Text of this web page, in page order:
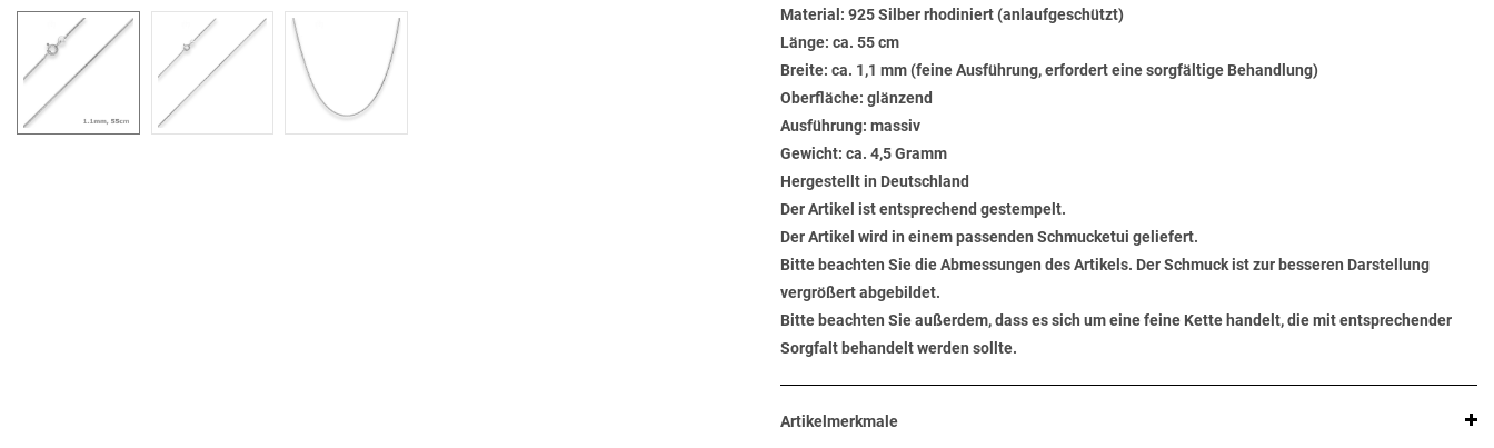
Material: 925 Silber rhodiniert (anlaufgeschützt)
Länge: ca. 55 cm
Breite: ca. 1,1 mm (feine Ausführung, erfordert eine sorgfältige Behandlung)
Oberfläche: glänzend
Ausführung: massiv
Gewicht: ca. 4,5 Gramm
Hergestellt in Deutschland
Der Artikel ist entsprechend gestempelt.
Der Artikel wird in einem passenden Schmucketui geliefert.
Bitte beachten Sie die Abmessungen des Artikels. Der Schmuck ist zur besseren Darstellung
vergrößert abgebildet.
Bitte beachten Sie außerdem, dass es sich um eine feine Kette handelt, die mit entsprechender
Sorgfalt behandelt werden sollte.
Artikelmerkmale